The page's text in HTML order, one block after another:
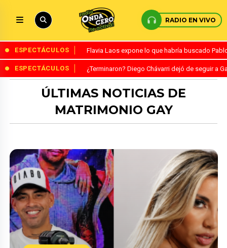
RADIO EN VIVO
ESPECTÁCULOS Flavia Laos expone lo que habría buscado
ESPECTÁCULOS ¿Terminaron? Diego Chávarri dejó de seguir a
ÚLTIMAS NOTICIAS DE
MATRIMONIO GAY